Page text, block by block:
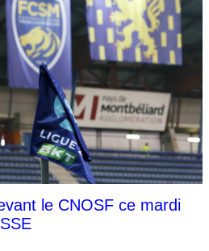
le CNOSF ce mardi